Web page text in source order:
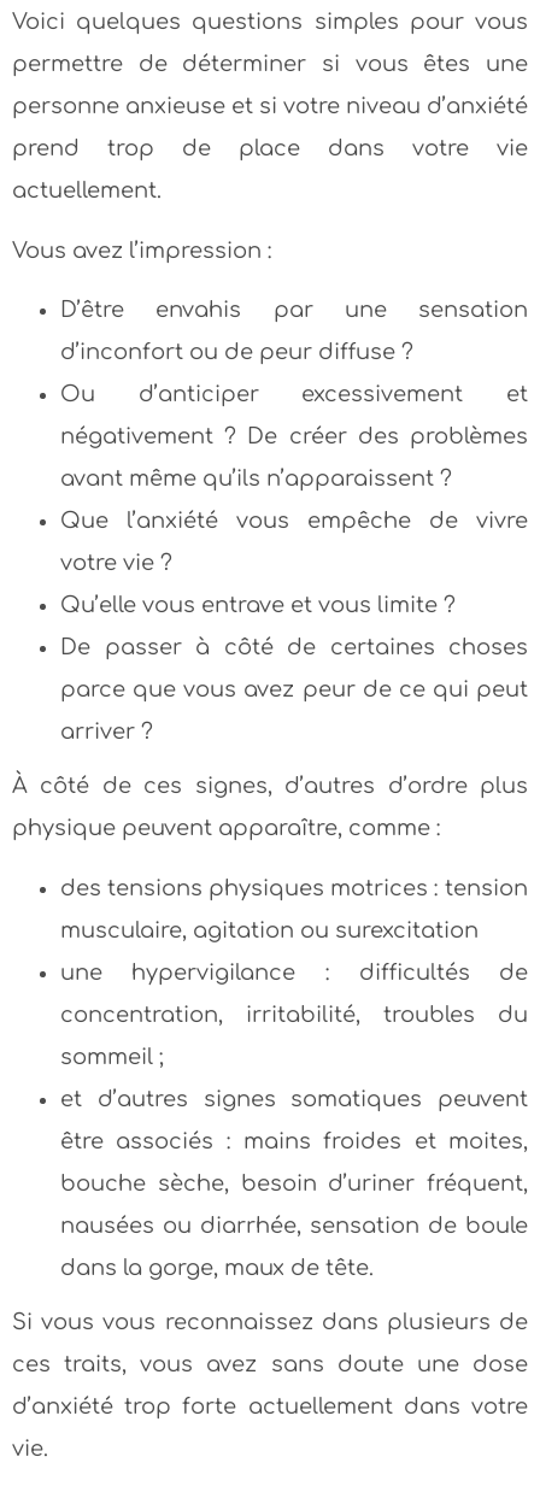
Voici quelques questions simples pour vous
permettre de déterminer si vous êtes une
personne anxieuse et si votre niveau d’anxiété
prend trop de place dans votre vie
actuellement.
Vous avez l’impression :
D’être envahis par une sensation
d’inconfort ou de peur diffuse ?
Ou d’anticiper excessivement et
négativement ? De créer des problèmes
avant même qu’ils n’apparaissent ?
Que l’anxiété vous empêche de vivre
votre vie ?
Qu’elle vous entrave et vous limite ?
De passer à côté de certaines choses
parce que vous avez peur de ce qui peut
arriver ?
À côté de ces signes, d’autres d’ordre plus
physique peuvent apparaître, comme :
des tensions physiques motrices : tension
musculaire, agitation ou surexcitation
une hypervigilance : difficultés de
concentration, irritabilité, troubles du
sommeil ;
et d’autres signes somatiques peuvent
être associés : mains froides et moites,
bouche sèche, besoin d’uriner fréquent,
nausées ou diarrhée, sensation de boule
dans la gorge, maux de tête.
Si vous vous reconnaissez dans plusieurs de
ces traits, vous avez sans doute une dose
d’anxiété trop forte actuellement dans votre
vie.